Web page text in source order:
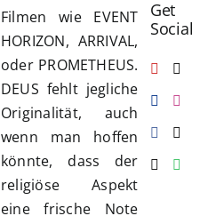
Filmen wie EVENT
HORIZON, ARRIVAL,
oder PROMETHEUS.
DEUS fehlt jegliche
Originalität, auch
wenn man hoffen
könnte, dass der
religiöse Aspekt
eine frische Note
Get
Social